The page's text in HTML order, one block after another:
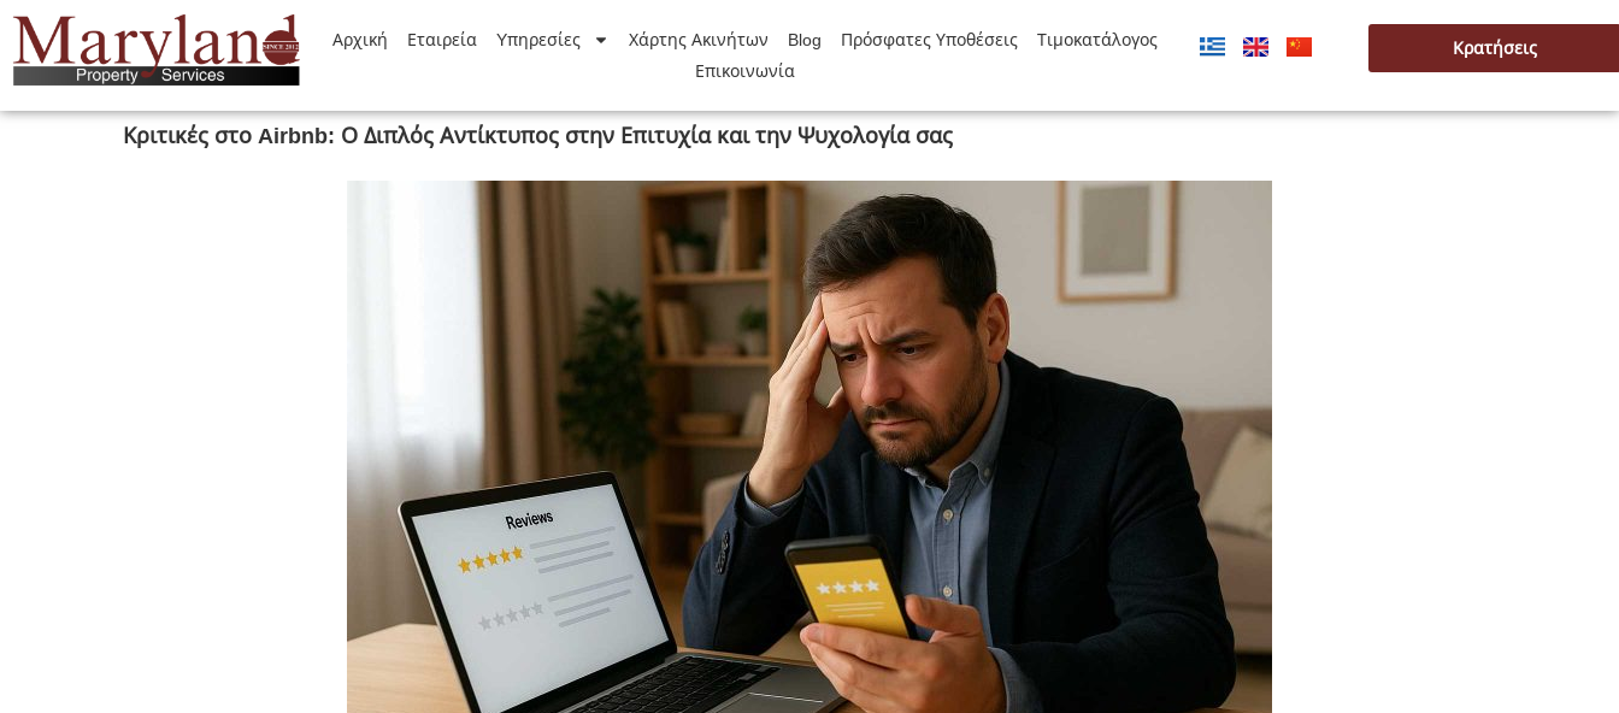
Αρχική Εταιρεία Yπηρεσίες Χάρτης Ακινήτων Blog Πρόσφατες Υποθέσεις
Τιμοκατάλογος
Επικοινωνία
Κρατήσεις
Κριτικές στο Airbnb: Ο Διπλός Αντίκτυπος στην Επιτυχία και την Ψυχολογία σας